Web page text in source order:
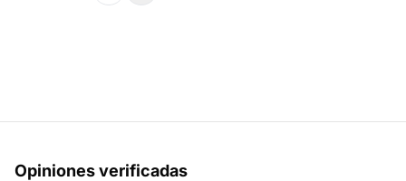
Opiniones verificadas